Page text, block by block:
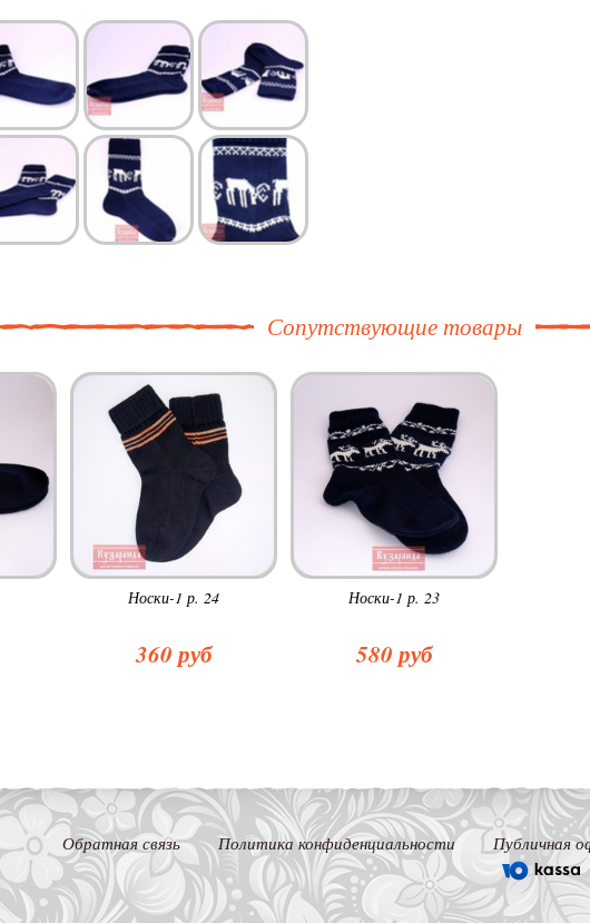
Сопутствующие товары
Носки-1 р. 24
360 руб
Носки-1 р. 23
580 руб
Обратная связь Политика конфиденциальности Публичная